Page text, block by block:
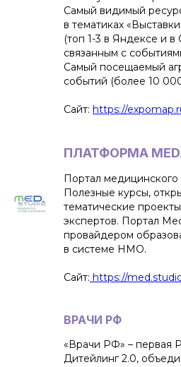
Самый видимый
в тематиках
(топ 1-3 в Яндексе и
связанным с
Самый посещаемый
событий (более 10
Сайт: https://
ПЛАТФОРМА
Портал
Полезные курсы,
тематические
экспертов. Портал
провайдером
в системе НМО.
Сайт: https://
ВРАЧИ РФ
«Врачи РФ» – первая
Дитейлинг 2.0,